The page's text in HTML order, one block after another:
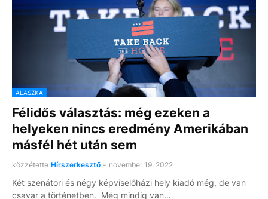
ALASZKA
Félidős választás: még ezeken a
helyeken nincs eredmény Amerikában
másfél hét után sem
közzétette Hírszerkesztő - november 19, 2022
Két szenátori és négy képviselőházi hely kiadó még, de van
csavar a történetben. Még mindig van…